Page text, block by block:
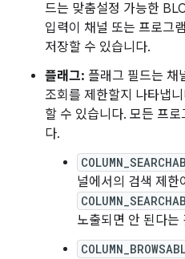
드는 맞춤설정 가능한
입력이 채널 또는 프로그
저장할 수 있습니다.
플래그: 플래그 필드는 채
조회를 제한할지 나타냅
할 수 있습니다. 모든 프
다.
널에서의 검색 제한
노출되면 안 된다는